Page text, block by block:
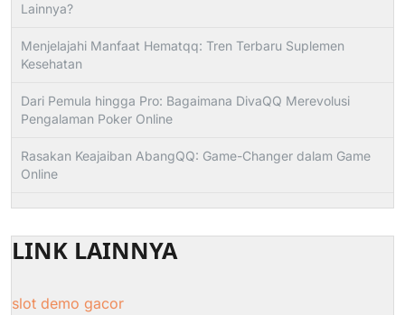
Lainnya?
Menjelajahi Manfaat Hematqq: Tren Terbaru Suplemen
Kesehatan
Dari Pemula hingga Pro: Bagaimana DivaQQ Merevolusi
Pengalaman Poker Online
Rasakan Keajaiban AbangQQ: Game-Changer dalam Game
Online
LINK LAINNYA
slot demo gacor